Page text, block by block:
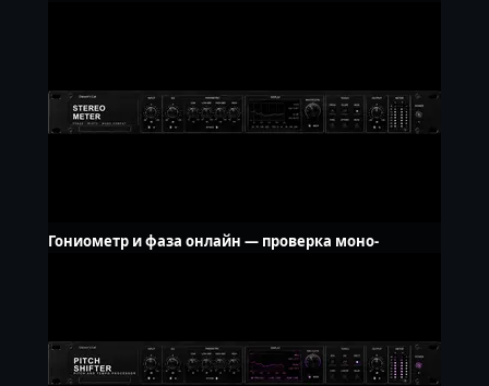
Гониометр и фаза онлайн — проверка моно-